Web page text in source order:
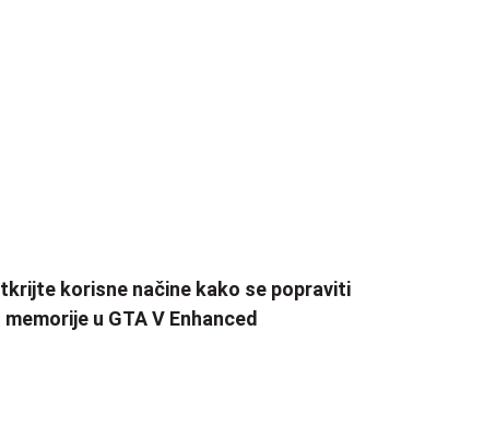
korisne načine kako se popraviti
memorije u GTA V Enhanced